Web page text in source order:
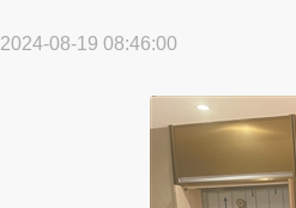
2024-08-19 08:46:00